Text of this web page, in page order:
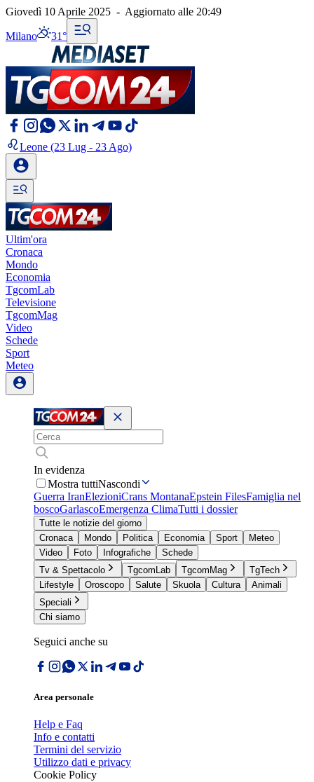
Giovedì 10 Aprile 2025 - Aggiornato alle 20:49
Milano 31°
Leone (23 Lug - 23 Ago)
Ultim'ora
Cronaca
Mondo
Economia
TgcomLab
Televisione
TgcomMag
Video
Schede
Sport
Meteo
In evidenza
Mostra tuttiNascondi
Guerra IranElezioniCrans MontanaEpstein FilesFamiglia nel
boscoGarlascoEmergenza ClimaTutti i dossier
Tutte le notizie del giorno
Cronaca
Mondo Politica Economia Sport
Meteo
Video
Foto Infografiche
Schede
Tv & Spettacolo
TgcomLab TgcomMag
TgTech
Lifestyle
Oroscopo Salute Skuola Cultura
Animali
Speciali
Chi siamo
Seguici anche su
Area personale
Help e Faq
Info e contatti
Termini del servizio
Utilizzo dati e privacy
Cookie Policy